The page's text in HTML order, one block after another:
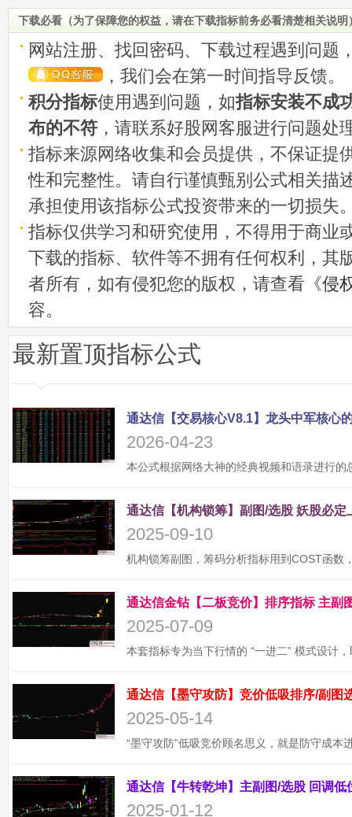
下载必看（为了保障您的权益，请在下载指标前务必看清楚相关说明
网站注册、找回密码、下载过程遇到问题
，我们会在第一时间指导反馈。
积分指标使用遇到问题，如指标安装不成
布的不符 ，请联系好股网客服进行问题处
指标来源网络收集和会员提供，不保证提
性和完整性。请自行谨慎甄别公式相关描
承担使用该指标公式投资带来的一切损失
指标仅供学习和研究使用，不得用于商业
下载的指标、软件等不拥有任何权利，其
者所有，如有侵犯您的版权，请查看《侵
容。
最新置顶指标公式
2026-04-23
2025-09-10
2025-07-09
2025-05-14
2025-01-12